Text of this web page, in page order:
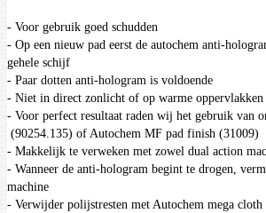
- Voor gebruik goed schudden
- Op een nieuw pad eerst de autochem anti-
gehele schijf
- Paar dotten anti-hologram is voldoende
- Niet in direct zonlicht of op warme oppervlakken
- Voor perfect resultaat raden wij het gebruik van
(90254.135) of Autochem MF pad finish (31009)
- Makkelijk te verweken met zowel dual action
- Wanneer de anti-hologram begint te drogen,
machine
- Verwijder polijstresten met Autochem mega cloth